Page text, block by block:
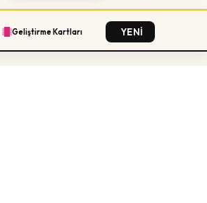
Geliştirme Kartları YENİ